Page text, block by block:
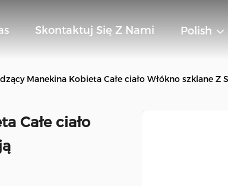
Skontaktuj Się Z Nami Polish
Manekina Kobieta Całe ciało Włókno szklane Z
Całe ciało